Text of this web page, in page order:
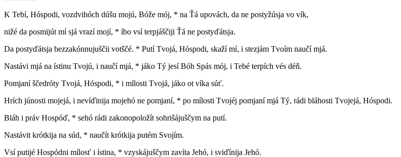
K Tebí, Hóspodi, vozdvihóch dúšu mojú, Bóže mój, * na Ťá upovách, da ne postyžúsja vo vík,
nižé da posmijút mí sjá vrazí mojí, * íbo vsí terpjáščiji Ťá ne postyďátsja.
Da postyďátsja bezzakónnujuščii votščé. * Putí Tvojá, Hóspodi, skaží mí, i stezjám Tvoím naučí mjá.
Nastávi mjá na ístinu Tvojú, i naučí mjá, * jáko Tý jesí Bóh Spás mój, i Tebé terpích vés déň.
Pomjaní ščedróty Tvojá, Hóspodi, * i mílosti Tvojá, jáko ot víka súť.
Hrích júnosti mojejá, i nevíďinija mojehó ne pomjaní, * po mílosti Tvojéj pomjaní mjá Tý, rádi bláhosti Tvojejá, Hóspodi.
Bláh i práv Hospóď, * sehó rádi zakonopoložít sohrišájuščym na putí.
Nastávit krótkija na súd, * naučít krótkija putém Svojím.
Vsí putijé Hospódni mílosť i ístina, * vzyskájuščym zavíta Jehó, i sviďínija Jehó.